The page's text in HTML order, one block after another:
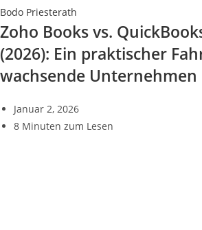
Bodo Priesterath
Zoho Books vs.
(2026): Ein praktischer
wachsende Unternehmen
Januar 2, 2026
8 Minuten zum Lesen